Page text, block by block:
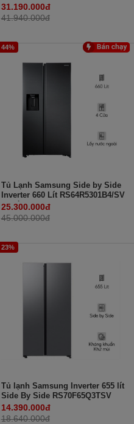
31.190.000đ
41.940.000đ
44%
Tủ Lạnh Samsung Side by Side
Inverter 660 Lít RS64R5301B4/SV
(2 Cánh)
25.300.000đ
45.000.000đ
23%
Tủ lạnh Samsung Inverter 655 lít
Side By Side RS70F65Q3TSV
14.390.000đ
18.640.000đ